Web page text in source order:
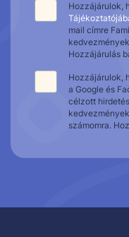
Hozzájárulok,
mail címre
Hozzájárulás
Hozzájárulok,
a Google és
célzott
számomra.